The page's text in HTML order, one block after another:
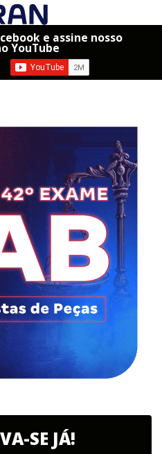
e assine nosso
YouTube
SE JÁ!